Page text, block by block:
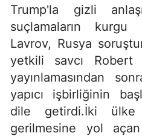
Trump'la gizli
suçlamaların kurgu
Lavrov, Rusya
yetkili savcı Robert
yayınlamasından
yapıcı işbirliğinin
dile getirdi.İki ülke
gerilmesine yol